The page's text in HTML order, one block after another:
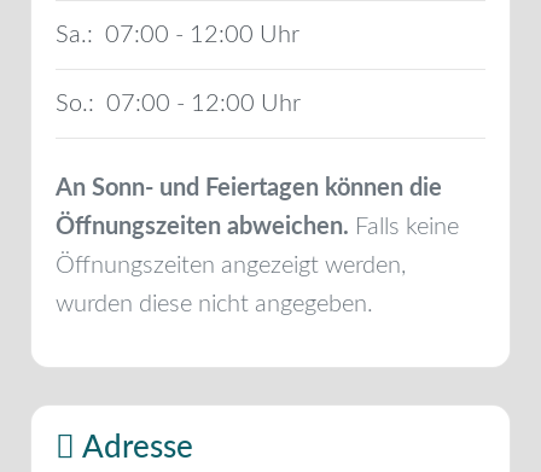
Sa.: 07:00 - 12:00
So.: 07:00 - 12:00
An Sonn- und Feiertagen können die
Öffnungszeiten abweichen. Falls keine
Öffnungszeiten angezeigt werden,
wurden diese nicht angegeben.
Adresse